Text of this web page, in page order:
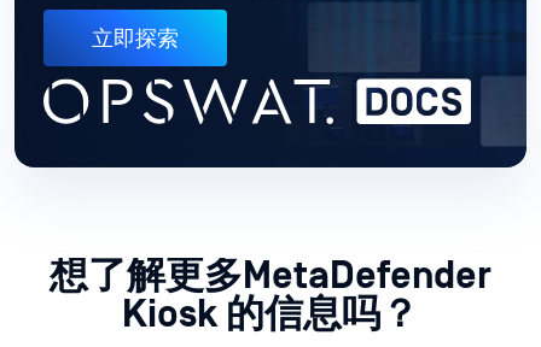
立即探索
想了解更多MetaDefender
Kiosk 的信息吗？